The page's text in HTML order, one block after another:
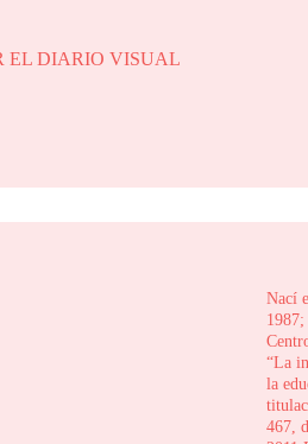
EL DIARIO VISUAL
Nací
“La
la
467,